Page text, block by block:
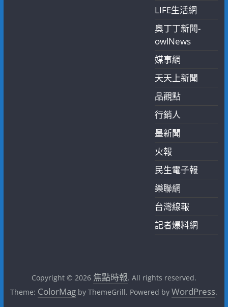
LIFE生活網
奧丁丁新聞-
owlNews
媒事網
天天上新聞
品觀點
行銷人
墨新聞
火報
民生電子報
樂聯網
台灣線報
記者爆料網
Copyright © 2026 焦點時報. All rights reserved.
Theme: ColorMag by ThemeGrill. Powered byWordPress.